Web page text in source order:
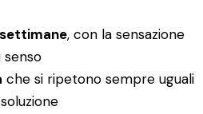
, con la sensazione
senso
che si ripetono sempre uguali